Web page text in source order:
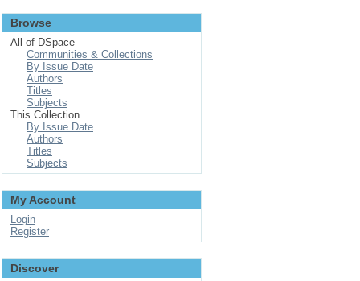
Browse
All of DSpace
Communities & Collections
By Issue Date
Authors
Titles
Subjects
This Collection
By Issue Date
Authors
Titles
Subjects
My Account
Login
Register
Discover